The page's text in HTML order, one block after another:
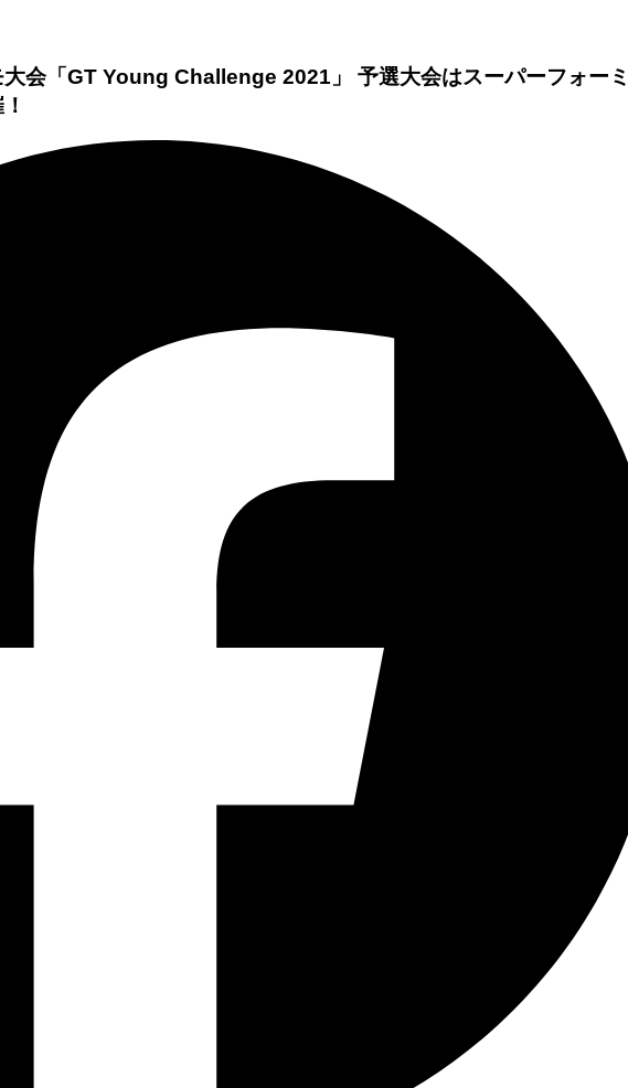
会「GT Young Challenge 2021」 予選大会はスーパーフォー